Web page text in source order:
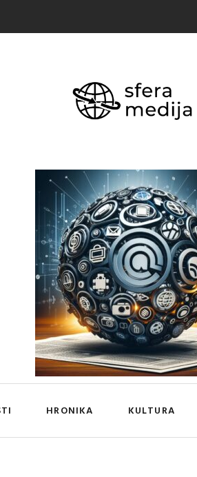
HRONIKA KULTURA